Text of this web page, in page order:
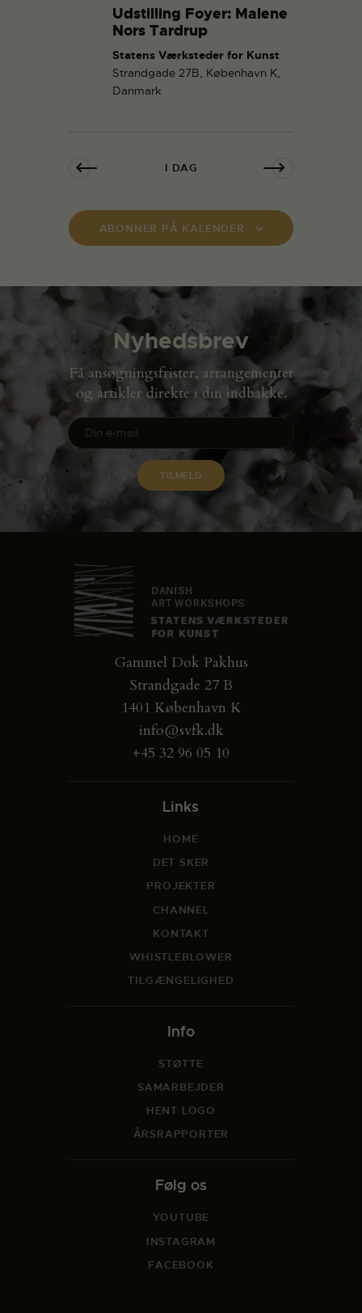
Udstilling Foyer: Malene
Nors Tardrup
Statens Værksteder for Kunst
Strandgade 27B, København K,
Danmark
I DAG
ABONNER PÅ KALENDER
Nyhedsbrev
Få ansøgningsfrister, arrangementer
og artikler direkte i din indbakke.
Gammel Dok Pakhus
Strandgade 27 B
1401 København K
info@svfk.dk
+45 32 96 05 10
Links
HOME
DET SKER
PROJEKTER
CHANNEL
KONTAKT
WHISTLEBLOWER
TILGÆNGELIGHED
Info
STØTTE
SAMARBEJDER
HENT LOGO
ÅRSRAPPORTER
Følg os
YOUTUBE
INSTAGRAM
FACEBOOK